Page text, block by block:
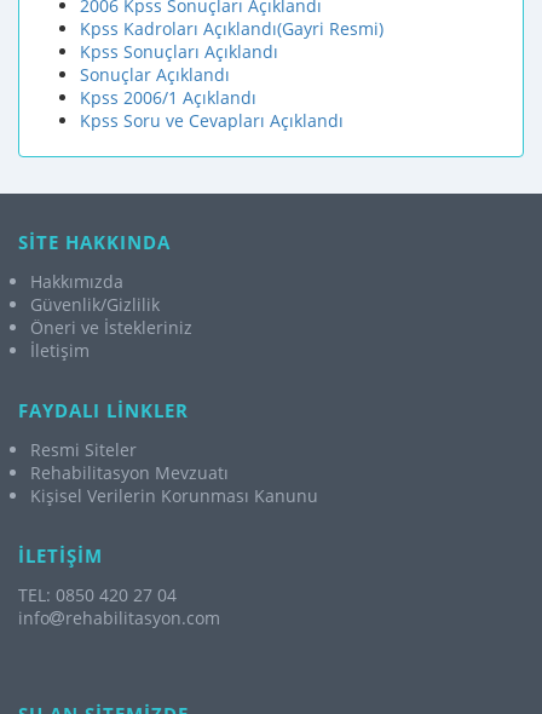
2006 Kpss Sonuçları Açıklandı
Kpss Kadroları Açıklandı(Gayri Resmi)
Kpss Sonuçları Açıklandı
Sonuçlar Açıklandı
Kpss 2006/1 Açıklandı
Kpss Soru ve Cevapları Açıklandı
SİTE HAKKINDA
Hakkımızda
Güvenlik/Gizlilik
Öneri ve İstekleriniz
İletişim
FAYDALI LİNKLER
Resmi Siteler
Rehabilitasyon Mevzuatı
Kişisel Verilerin Korunması Kanunu
İLETİŞİM
TEL: 0850 420 27 04
info
rehabilitasyon.com